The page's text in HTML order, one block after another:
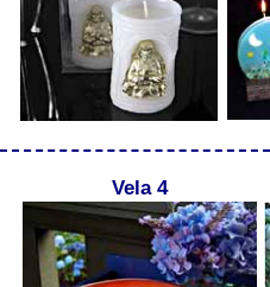
Vela 4